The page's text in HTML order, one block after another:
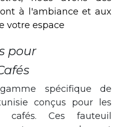
à l'ambiance et aux
votre espace
pour
spécifique de
conçus pour les
Ces fauteuil